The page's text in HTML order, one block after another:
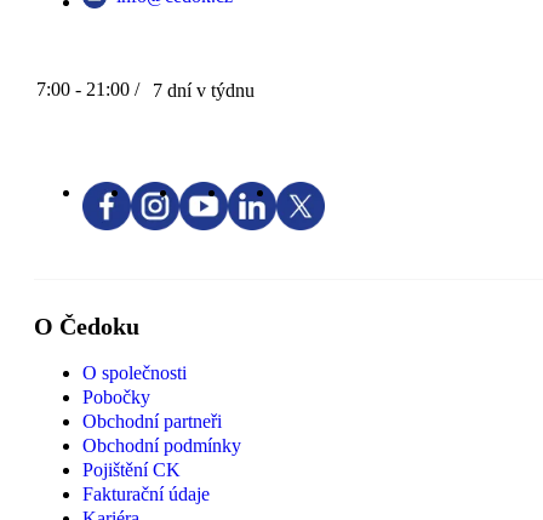
7:00 - 21:00 / 7 dní v týdnu
O Čedoku
O společnosti
Pobočky
Obchodní partneři
Obchodní podmínky
Pojištění CK
Fakturační údaje